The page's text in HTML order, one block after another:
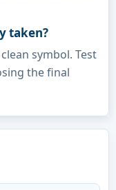
taken?
symbol. Test
the final